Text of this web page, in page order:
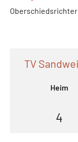
TV
Heim
4